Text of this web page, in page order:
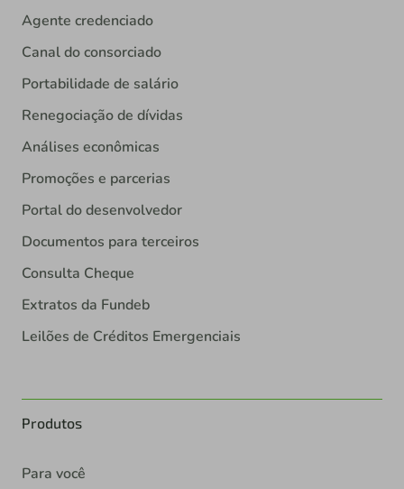
Agente credenciado
Canal do consorciado
Portabilidade de salário
Renegociação de dívidas
Análises econômicas
Promoções e parcerias
Portal do desenvolvedor
Documentos para terceiros
Consulta Cheque
Extratos da Fundeb
Leilões de Créditos Emergenciais
Produtos
Para você